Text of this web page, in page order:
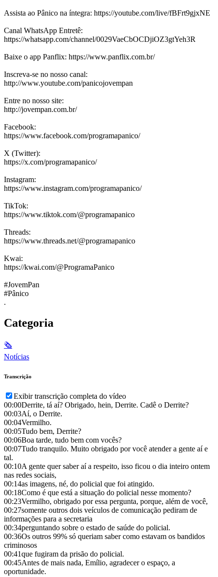
Assista ao Pânico na íntegra: https://youtube.com/live/fBFrt9gjxNE
Canal WhatsApp Entretê:
https://whatsapp.com/channel/0029VaeCbOCDjiOZ3gtYeh3R
Baixe o app Panflix: https://www.panflix.com.br/
Inscreva-se no nosso canal:
http://www.youtube.com/panicojovempan
Entre no nosso site:
http://jovempan.com.br/
Facebook:
https://www.facebook.com/programapanico/
X (Twitter):
https://x.com/programapanico/
Instagram:
https://www.instagram.com/programapanico/
TikTok:
https://www.tiktok.com/@programapanico
Threads:
https://www.threads.net/@programapanico
Kwai:
https://kwai.com/@ProgramaPanico
#JovemPan
#Pânico
.
Categoria
🗞
Notícias
Transcrição
Exibir transcrição completa do vídeo
00:00Derrite, tá aí? Obrigado, hein, Derrite. Cadê o Derrite?
00:03Aí, o Derrite.
00:04Vermilho.
00:05Tudo bem, Derrite?
00:06Boa tarde, tudo bem com vocês?
00:07Tudo tranquilo. Muito obrigado por você atender a gente aí e
tal.
00:10A gente quer saber aí a respeito, isso ficou o dia inteiro ontem
nas redes sociais,
00:14as imagens, né, do policial que foi atingido.
00:18Como é que está a situação do policial nesse momento?
00:23Vermilho, obrigado por essa pergunta, porque, além de você,
00:27somente outros dois veículos de comunicação pediram de
informações para a secretaria
00:34perguntando sobre o estado de saúde do policial.
00:36Os outros 99% só queriam saber como estavam os bandidos
criminosos
00:41que fugiram da prisão do policial.
00:45Antes de mais nada, Emílio, agradecer o espaço, a
oportunidade.